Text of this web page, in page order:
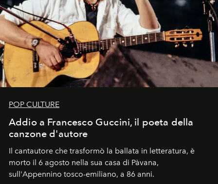
POP CULTURE
Addio a Francesco Guccini, il poeta della
canzone d'autore
Il cantautore che trasformò la ballata in letteratura, è
morto il 6 agosto nella sua casa di Pàvana,
sull'Appennino tosco-emiliano, a 86 anni.